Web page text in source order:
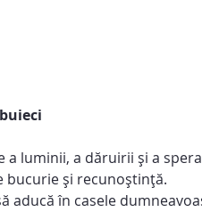
luminii, a dăruirii și a
bucurie și recunoștință.
aducă în casele